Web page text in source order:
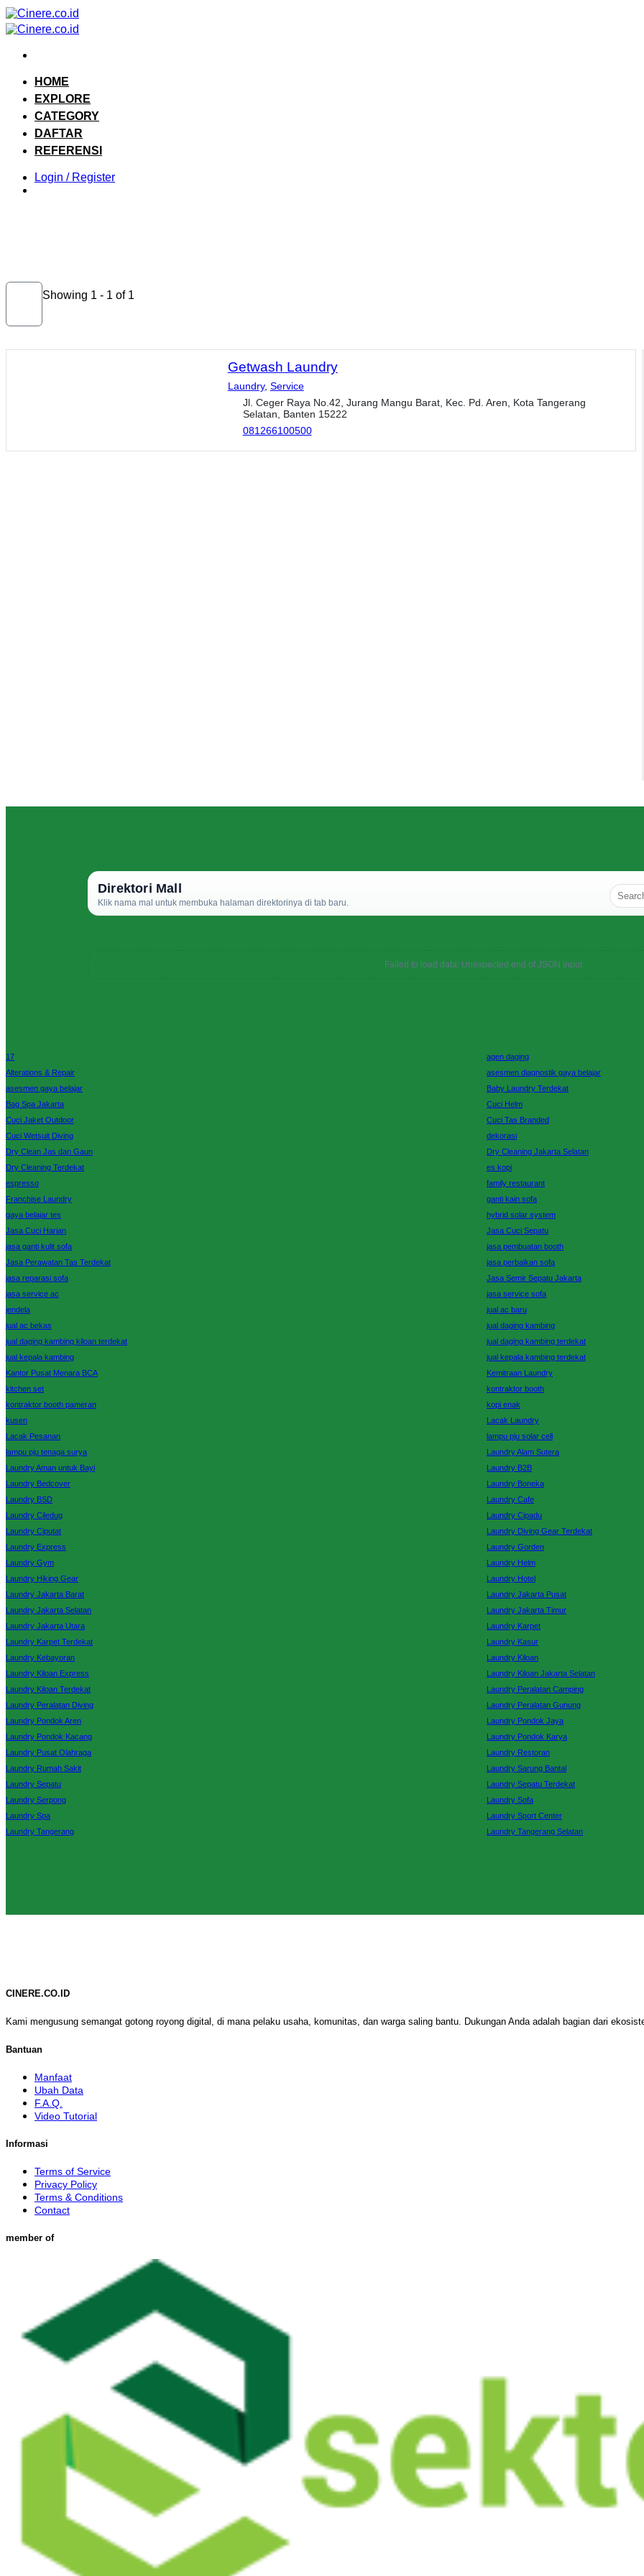
Skip
to
content
HOME
EXPLORE
CATEGORY
DAFTAR
REFERENSI
Login / Register
Showing 1 - 1 of 1
Getwash Laundry
Laundry, Service
Jl. Ceger Raya No.42, Jurang Mangu Barat, Kec. Pd. Aren, Kota Tangerang
Selatan, Banten 15222
081266100500
Direktori Mall
Klik nama mal untuk membuka halaman direktorinya di tab baru.
Failed to load data: Unexpected end of JSON input
17
agen daging
Alterations & Repair
asesmen diagnostik gaya belajar
asesmen gaya belajar
Baby Laundry Terdekat
Bag Spa Jakarta
Cuci Helm
Cuci Jaket Outdoor
Cuci Tas Branded
Cuci Wetsuit Diving
dekorasi
Dry Clean Jas dan Gaun
Dry Cleaning Jakarta Selatan
Dry Cleaning Terdekat
es kopi
espresso
family restaurant
Franchise Laundry
ganti kain sofa
gaya belajar tes
hybrid solar system
Jasa Cuci Harian
Jasa Cuci Sepatu
jasa ganti kulit sofa
jasa pembuatan booth
Jasa Perawatan Tas Terdekat
jasa perbaikan sofa
jasa reparasi sofa
Jasa Semir Sepatu Jakarta
jasa service ac
jasa service sofa
jendela
jual ac baru
jual ac bekas
jual daging kambing
jual daging kambing kiloan terdekat
jual daging kambing terdekat
jual kepala kambing
jual kepala kambing terdekat
Kantor Pusat Menara BCA
Kemitraan Laundry
kitchen set
kontraktor booth
kontraktor booth pameran
kopi enak
kusen
Lacak Laundry
Lacak Pesanan
lampu pju solar cell
lampu pju tenaga surya
Laundry Alam Sutera
Laundry Aman untuk Bayi
Laundry B2B
Laundry Bedcover
Laundry Boneka
Laundry BSD
Laundry Cafe
Laundry Ciledug
Laundry Cipadu
Laundry Ciputat
Laundry Diving Gear Terdekat
Laundry Express
Laundry Gorden
Laundry Gym
Laundry Helm
Laundry Hiking Gear
Laundry Hotel
Laundry Jakarta Barat
Laundry Jakarta Pusat
Laundry Jakarta Selatan
Laundry Jakarta Timur
Laundry Jakarta Utara
Laundry Karpet
Laundry Karpet Terdekat
Laundry Kasur
Laundry Kebayoran
Laundry Kiloan
Laundry Kiloan Express
Laundry Kiloan Jakarta Selatan
Laundry Kiloan Terdekat
Laundry Peralatan Camping
Laundry Peralatan Diving
Laundry Peralatan Gunung
Laundry Pondok Aren
Laundry Pondok Jaya
Laundry Pondok Kacang
Laundry Pondok Karya
Laundry Pusat Olahraga
Laundry Restoran
Laundry Rumah Sakit
Laundry Sarung Bantal
Laundry Sepatu
Laundry Sepatu Terdekat
Laundry Serpong
Laundry Sofa
Laundry Spa
Laundry Sport Center
Laundry Tangerang
Laundry Tangerang Selatan
CINERE.CO.ID
Kami mengusung semangat gotong royong digital, di mana pelaku usaha, komunitas, dan warga saling bantu. Dukungan Anda adalah bagian dari
Bantuan
Manfaat
Ubah Data
F.A.Q.
Video Tutorial
Informasi
Terms of Service
Privacy Policy
Terms & Conditions
Contact
member of